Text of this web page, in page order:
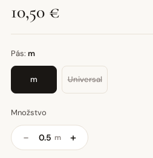
10,50 €
Pás: m
m Universal
Množstvo
− m +